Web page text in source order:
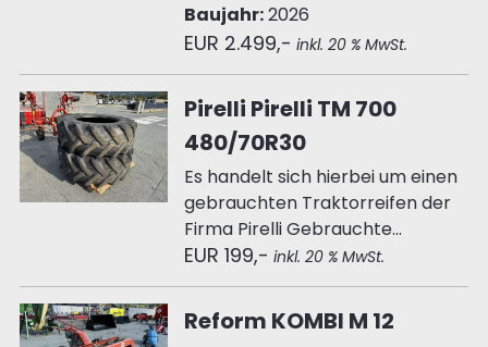
Baujahr:2026
EUR 2.499,- inkl. 20 % MwSt.
Pirelli Pirelli TM 700
480/70R30
Es handelt sich hierbei um einen
gebrauchten Traktorreifen der
Firma Pirelli Gebrauchte...
EUR 199,- inkl. 20 % MwSt.
Reform KOMBI M 12